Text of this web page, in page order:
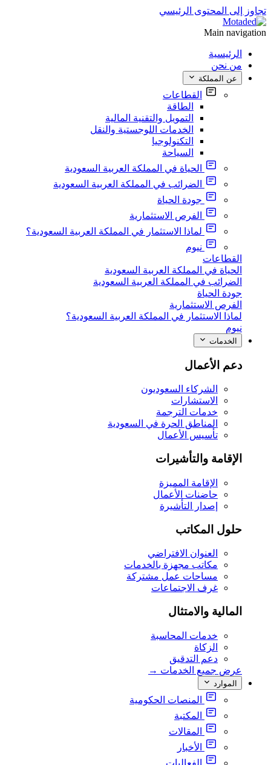
تجاوز إلى المحتوى الرئيسي
Main navigation
الرئيسية
من نحن
عن المملكة
القطاعات
الطاقة
التمويل والتقنية المالية
الخدمات اللوجستية والنقل
التكنولوجيا
السياحة
الحياة في المملكة العربية السعودية
الضرائب في المملكة العربية السعودية
جودة الحياة
الفرص الاستثمارية
لماذا الاستثمار في المملكة العربية السعودية؟
نيوم
القطاعات
الحياة في المملكة العربية السعودية
الضرائب في المملكة العربية السعودية
جودة الحياة
الفرص الاستثمارية
لماذا الاستثمار في المملكة العربية السعودية؟
نيوم
الخدمات
دعم الأعمال
الشركاء السعوديون
الاستشارات
خدمات الترجمة
المناطق الحرة في السعودية
تأسيس الأعمال
الإقامة والتأشيرات
الإقامة المميزة
حاضنات الأعمال
إصدار التأشيرة
حلول المكاتب
العنوان الافتراضي
مكاتب مجهزة بالخدمات
مساحات عمل مشتركة
غرف الاجتماعات
المالية والامتثال
خدمات المحاسبة
الزكاة
دعم التدقيق
عرض جميع الخدمات →
الموارد
المنصات الحكومية
المكتبة
المقالات
الأخبار
الفعاليات